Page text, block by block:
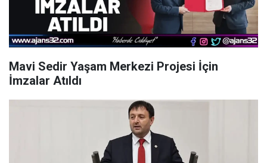
Mavi Sedir Yaşam Merkezi Projesi İçin
İmzalar Atıldı